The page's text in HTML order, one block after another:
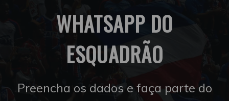
WHATSAPP DO
ESQUADRÃO
Preencha os dados e faça parte do